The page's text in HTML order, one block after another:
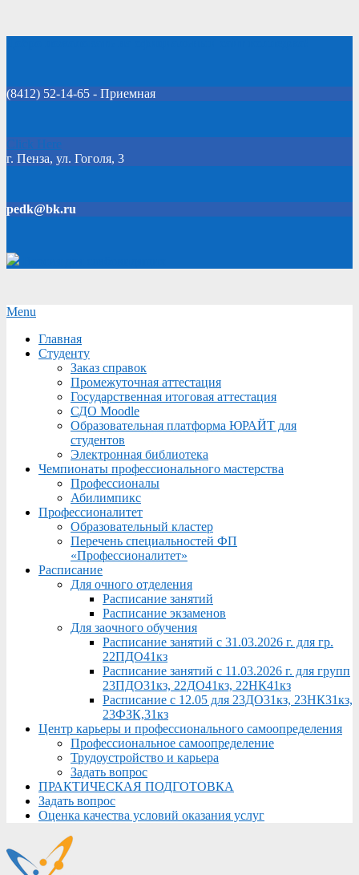
(8412) 52-14-65 - Приемная
Click Here
г. Пенза, ул. Гоголя, 3
pedk@bk.ru
Secondary
Menu
Menu
Главная
Студенту
Заказ справок
Промежуточная аттестация
Государственная итоговая аттестация
СДО Moodle
Образовательная платформа ЮРАЙТ для
студентов
Электронная библиотека
Чемпионаты профессионального мастерства
Профессионалы
Абилимпикс
Профессионалитет
Образовательный кластер
Перечень специальностей ФП
«Профессионалитет»
Расписание
Для очного отделения
Расписание занятий
Расписание экзаменов
Для заочного обучения
Расписание занятий с 31.03.2026 г. для гр.
22ПДО41кз
Расписание занятий с 11.03.2026 г. для групп
23ПДО31кз, 22ДО41кз, 22НК41кз
Расписание с 12.05 для 23ДО31кз, 23НК31кз,
23ФЗК,31кз
Центр карьеры и профессионального самоопределения
Профессиональное самоопределение
Трудоустройство и карьера
Задать вопрос
ПРАКТИЧЕСКАЯ ПОДГОТОВКА
Задать вопрос
Оценка качества условий оказания услуг